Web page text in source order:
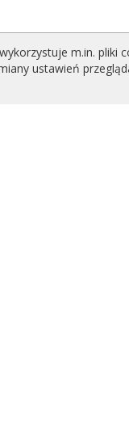
m.in. pliki
ustawień